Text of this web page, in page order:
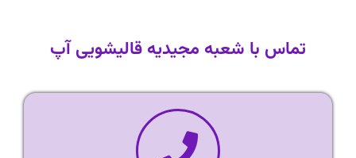
تماس با شعبه مجیدیه قالیشویی آپ